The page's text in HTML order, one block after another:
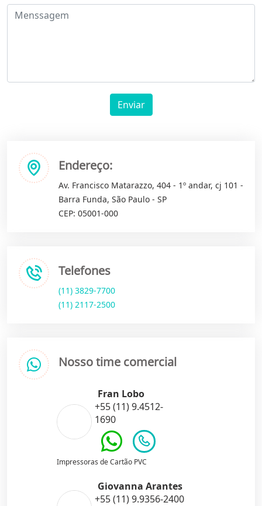
Enviar
Endereço:
Av. Francisco Matarazzo, 404 - 1º andar, cj 101 -
Barra Funda, São Paulo - SP
CEP: 05001-000
Telefones
(11) 3829-7700
(11) 2117-2500
Nosso time comercial
Fran Lobo
+55 (11) 9.4512-
1690
Impressoras de Cartão PVC
Giovanna Arantes
+55 (11) 9.9356-2400